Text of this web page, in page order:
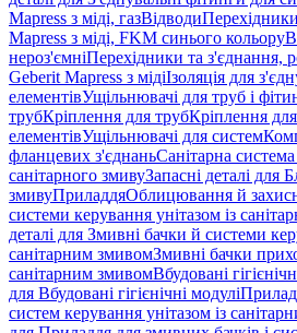
Mapress з міді, газВідводи
Mapress з міді, FKM синього кольору
нероз'ємніПерехідники та з'єднання,
Geberit Mapress з мідіІзоляція для
елементівУщільнювачі для труб і
трубКріплення для трубКріплення
елементівУщільнювачі для систем
фланцевих з'єднаньСанітарна
санітарного змивуЗапасні деталі для
змивуПриладдяОблицювання й
системи керування унітазом із
деталі для Змивні бачки й системи
санітарним змивомЗмивні бачки
санітарним змивомВбудовані
для Вбудовані гігієнічні модулі
систем керування унітазом із